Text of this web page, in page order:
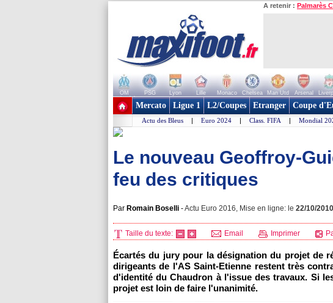
A retenir : Palmarès
OM PSG Lyon Lille Monaco Chelsea Man Utd Arsenal
+ de clubs
Mercato Ligue 1 L2/Coupes Etranger Coupe
Actu des Bleus | Euro 2024 | Class. FIFA | Mondial
Le nouveau Geoffroy-
feu des critiques
Par Romain Boselli -Actu Euro 2016, Mise en ligne: le 22/10/2010
Taille du texte: Email Imprimer
Écartés du jury pour la désignation du projet de
dirigeants de l'AS Saint-Etienne restent très
d'identité du Chaudron à l'issue des travaux. Si
projet est loin de faire l'unanimité.